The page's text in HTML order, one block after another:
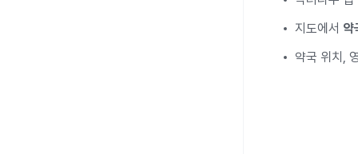
지도에서 약
약국 위치,